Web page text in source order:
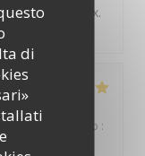
di
est chaleureux.
Qualità / Prezzo :